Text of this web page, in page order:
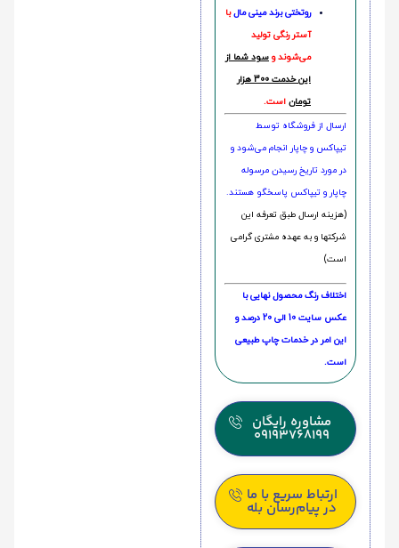
روتختی‌ برند مینی مالبا
آستر رنگی تولید
می‌شوند و سود شما از
این خدمت 300 هزار
تومان است.
ارسال از فروشگاه توسط
تیپاکس و چاپار انجام می‌شود و
در مورد تاریخ رسیدن مرسوله
چاپار و تیپاکس پاسخگو هستند.
(هزینه ارسال طبق تعرفه این
شرکتها و به عهده مشتری گرامی
است)
اختلاف رنگ محصول نهایی با
عکس سایت 10 الی 20 درصد و
این امر در خدمات چاپ طبیعی
است.
مشاوره رایگان
09193768199
ارتباط سریع با ما
در پیام‌رسان بله